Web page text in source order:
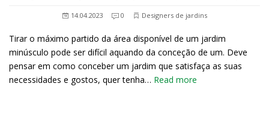
14.04.2023 0 Designers de jardins
Tirar o máximo partido da área disponível de um jardim
minúsculo pode ser difícil aquando da conceção de um. Deve
pensar em como conceber um jardim que satisfaça as suas
necessidades e gostos, quer tenha… Read more